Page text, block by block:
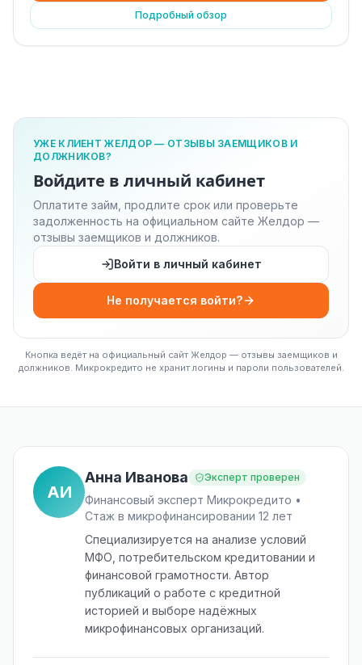
Подробный обзор
УЖЕ КЛИЕНТ ЖЕЛДОР — ОТЗЫВЫ ЗАЕМЩИКОВ И
ДОЛЖНИКОВ?
Войдите в личный кабинет
Оплатите займ, продлите срок или проверьте
задолженность на официальном сайте Желдор —
отзывы заемщиков и должников.
Войти в личный кабинет
Не получается войти?
Кнопка ведёт на официальный сайт Желдор — отзывы заемщиков и
должников. Микрокредито не хранит логины и пароли пользователей.
АИ
Анна Иванова Эксперт проверен
Финансовый эксперт Микрокредито •
Стаж в микрофинансировании 12 лет
Специализируется на анализе условий
МФО, потребительском кредитовании и
финансовой грамотности. Автор
публикаций о работе с кредитной
историей и выборе надёжных
микрофинансовых организаций.